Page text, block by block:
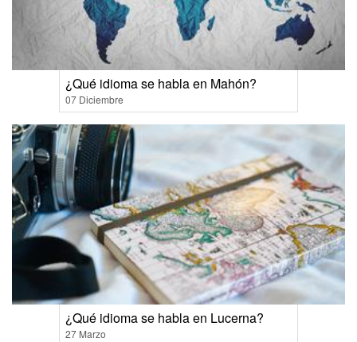
¿Qué idioma se habla en Mahón?
07 Diciembre
¿Qué idioma se habla en Lucerna?
27 Marzo